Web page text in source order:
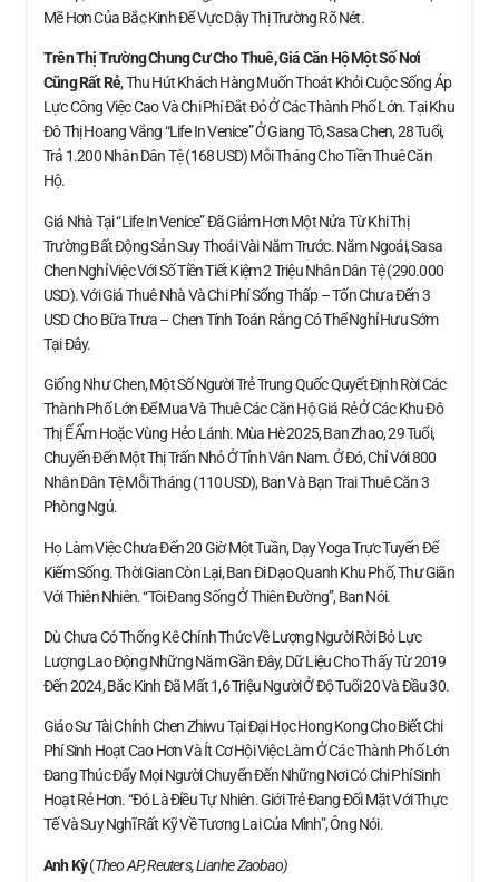
Mẽ Hơn Của Bắc Kinh Để Vực Dậy Thị Trường Rõ Nét.
Trên Thị Trường Chung Cư Cho Thuê, Giá Căn HộMột Số Nơi
Cũng Rất Rẻ, Thu Hút Khách Hàng Muốn Thoát Khỏi Cuộc Sống Áp
Lực Công Việc Cao Và Chi Phí Đắt Đỏ Ở Các Thành Phố Lớn. Tại Khu
Đô Thị Hoang Vắng “Life In Venice” Ở Giang Tô, Sasa Chen, 28 Tuổi,
Trả 1.200 Nhân Dân Tệ (168 USD) Mỗi Tháng Cho Tiền Thuê Căn
Hộ.
Giá Nhà Tại “Life In Venice” Đã Giảm Hơn Một Nửa Từ Khi Thị
Trường Bất Động Sản Suy Thoái Vài Năm Trước. Năm Ngoái, Sasa
Chen Nghỉ Việc Với Số Tiền Tiết Kiệm 2 Triệu Nhân Dân Tệ (290.000
USD). Với Giá Thuê Nhà Và Chi Phí Sống Thấp – Tốn Chưa Đến 3
USD Cho Bữa Trưa – Chen Tính Toán Rằng Có Thể Nghỉ Hưu Sớm
Tại Đây.
Giống Như Chen, Một Số Người Trẻ Trung Quốc Quyết Định Rời Các
Thành Phố Lớn Để Mua Và Thuê Các Căn Hộ Giá Rẻ Ở Các Khu Đô
Thị Ế Ẩm Hoặc Vùng Hẻo Lánh. Mùa Hè 2025, Ban Zhao, 29 Tuổi,
Chuyển Đến Một Thị Trấn Nhỏ Ở Tỉnh Vân Nam. Ở Đó, Chỉ Với 800
Nhân Dân Tệ Mỗi Tháng (110 USD), Ban Và Bạn Trai Thuê Căn 3
Phòng Ngủ.
Họ Làm Việc Chưa Đến 20 Giờ Một Tuần, Dạy Yoga Trực Tuyến Để
Kiếm Sống. Thời Gian Còn Lại, Ban Đi Dạo Quanh Khu Phố, Thư Giãn
Với Thiên Nhiên. “Tôi Đang Sống Ở Thiên Đường”, Ban Nói.
Dù Chưa Có Thống Kê Chính Thức Về Lượng Người Rời Bỏ Lực
Lượng Lao Động Những Năm Gần Đây, Dữ Liệu Cho Thấy Từ 2019
Đến 2024, Bắc Kinh Đã Mất 1,6 Triệu Người Ở Độ Tuổi 20 Và Đầu 30.
Giáo Sư Tài Chính Chen Zhiwu Tại Đại Học Hong Kong Cho Biết Chi
Phí Sinh Hoạt Cao Hơn Và Ít Cơ Hội Việc Làm Ở Các Thành Phố Lớn
Đang Thúc Đẩy Mọi Người Chuyển Đến Những Nơi Có Chi Phí Sinh
Hoạt Rẻ Hơn. “Đó Là Điều Tự Nhiên. Giới Trẻ Đang Đối Mặt Với Thực
Tế Và Suy Nghĩ Rất Kỹ Về Tương Lai Của Mình”, Ông Nói.
Anh Kỳ(Theo AP, Reuters, Lianhe Zaobao)